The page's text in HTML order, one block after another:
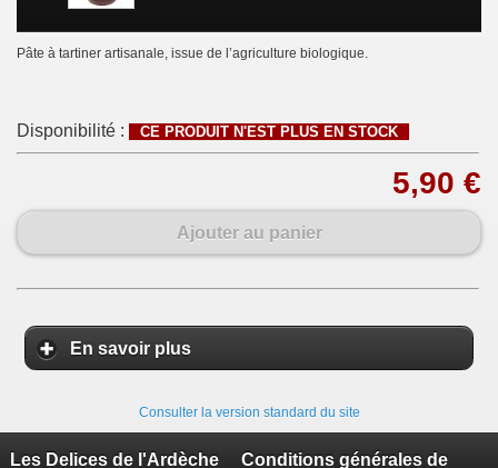
Pâte à tartiner artisanale, issue de l’agriculture biologique.
Disponibilité : CE PRODUIT N'EST PLUS EN STOCK
5,90 €
Ajouter au panier
En savoir plus
Consulter la version standard du site
Les Delices de l'Ardèche Conditions générales de